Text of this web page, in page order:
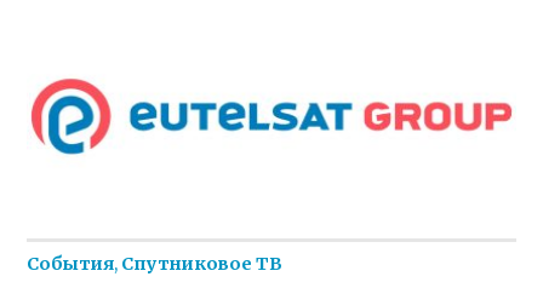
События, Спутниковое ТВ